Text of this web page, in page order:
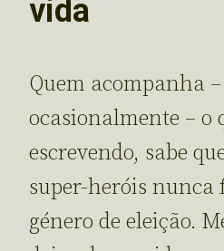
vida
Quem acompanha
ocasionalmente – o
escrevendo, sabe
super-heróis nunca
género de eleição.